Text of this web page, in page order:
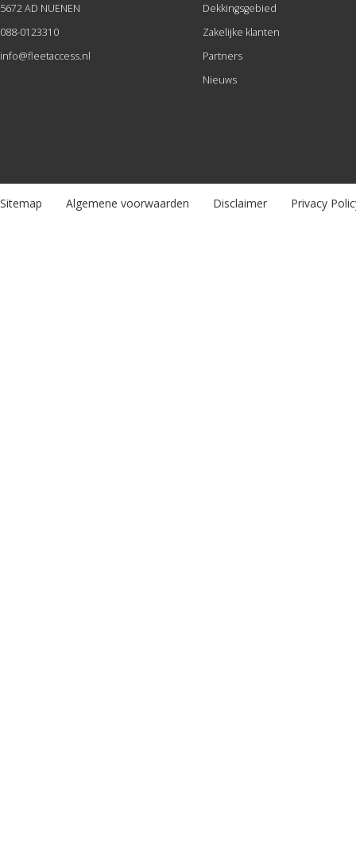
5672 AD NUENEN
088-0123310
info@fleetaccess.nl
Dekkingsgebied
Zakelijke klanten
Partners
Nieuws
Sitemap Algemene voorwaarden Disclaimer Privacy